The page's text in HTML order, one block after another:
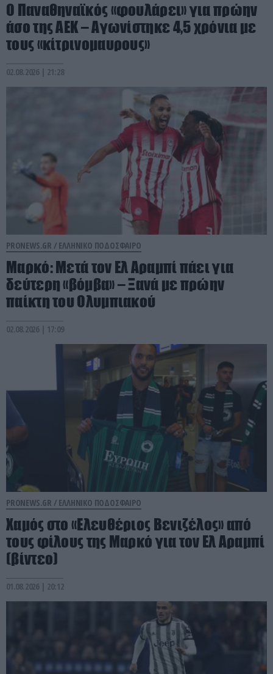
Ο Παναθηναϊκός «φουλάρει» για πρώην
άσο της ΑΕΚ – Αγωνίστηκε 4,5 χρόνια με
τους «κίτρινομαυρους»
02.08.2026 | 21:28
PRONEWS.GR / ΕΛΛΗΝΙΚΟ ΠΟΔΟΣΦΑΙΡΟ
Μαρκό: Μετά τον Ελ Αραμπί πάει για
δεύτερη «βόμβα» – Ξανά με πρώην
παίκτη του Ολυμπιακού
02.08.2026 | 17:09
PRONEWS.GR / ΕΛΛΗΝΙΚΟ ΠΟΔΟΣΦΑΙΡΟ
Χαμός στο «Ελευθέριος Βενιζέλος» από
τους φίλους της Μαρκό για τον Ελ Αραμπί
(βίντεο)
01.08.2026 | 20:12